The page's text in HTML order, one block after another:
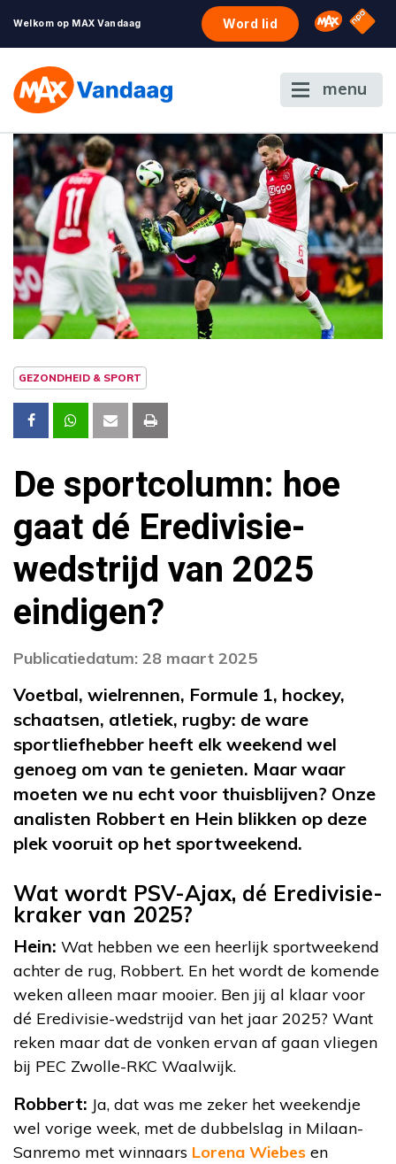
Welkom op MAX Vandaag Word lid Omroep
NPO
menu
GEZONDHEID & SPORT
De sportcolumn: hoe
gaat dé Eredivisie-
wedstrijd van 2025
eindigen?
Publicatiedatum: 28 maart 2025
Voetbal, wielrennen, Formule 1, hockey,
schaatsen, atletiek, rugby: de ware
sportliefhebber heeft elk weekend wel
genoeg om van te genieten. Maar waar
moeten we nu echt voor thuisblijven? Onze
analisten Robbert en Hein blikken op deze
plek vooruit op het sportweekend.
Wat wordt PSV-Ajax, dé Eredivisie-
kraker van 2025?
Hein: Wat hebben we een heerlijk sportweekend
achter de rug, Robbert. En het wordt de komende
weken alleen maar mooier. Ben jij al klaar voor
dé Eredivisie-wedstrijd van het jaar 2025? Want
reken maar dat de vonken ervan af gaan vliegen
bij PEC Zwolle-RKC Waalwijk.
Robbert: Ja, dat was me zeker het weekendje
wel vorige week, met de dubbelslag in Milaan-
Sanremo met winnaars Lorena Wiebes en